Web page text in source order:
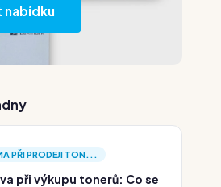
nabídku
PŘI PRODEJI TON...
při výkupu tonerů: Co se